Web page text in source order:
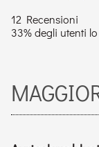
12 Recensioni
33% degli utenti